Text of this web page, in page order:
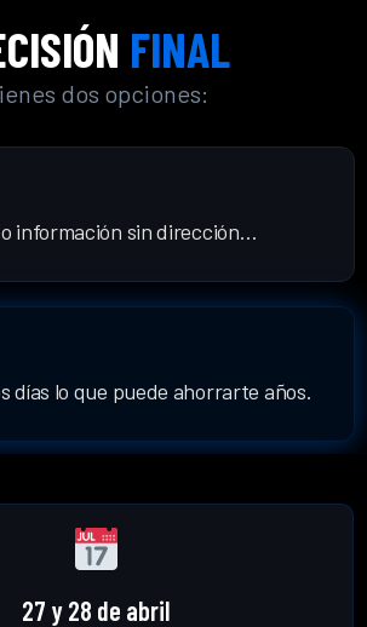
FINAL
dos opciones:
información sin dirección…
días lo que puede ahorrarte años.
27 y 28 de abril